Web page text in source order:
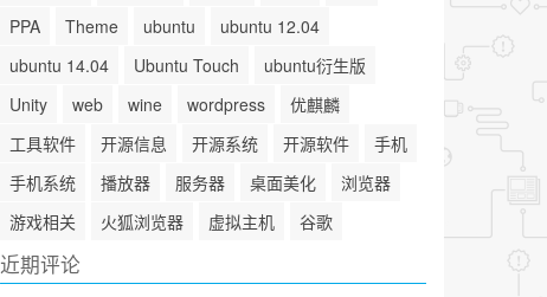
PPA
Theme ubuntu
ubuntu 12.04
ubuntu 14.04
Ubuntu Touch
ubuntu衍生版
Unity
web wine wordpress
优麒麟
工具软件
开源信息 开源系统 开源软件
手机
手机系统
播放器 服务器 桌面美化
浏览器
游戏相关
火狐浏览器 虚拟主机 谷歌
近期评论